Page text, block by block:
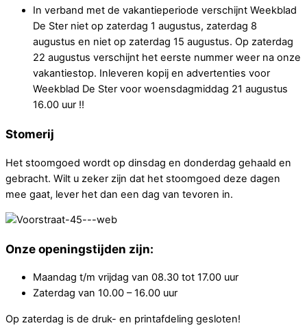
In verband met de vakantieperiode verschijnt Weekblad
De Ster niet op zaterdag 1 augustus, zaterdag 8
augustus en niet op zaterdag 15 augustus. Op zaterdag
22 augustus verschijnt het eerste nummer weer na onze
vakantiestop. Inleveren kopij en advertenties voor
Weekblad De Ster voor woensdagmiddag 21 augustus
16.00 uur !!
Stomerij
Het stoomgoed wordt op dinsdag en donderdag gehaald en
gebracht. Wilt u zeker zijn dat het stoomgoed deze dagen
mee gaat, lever het dan een dag van tevoren in.
Onze openingstijden zijn:
Maandag t/m vrijdag van 08.30 tot 17.00 uur
Zaterdag van 10.00 – 16.00 uur
Op zaterdag is de druk- en printafdeling gesloten!